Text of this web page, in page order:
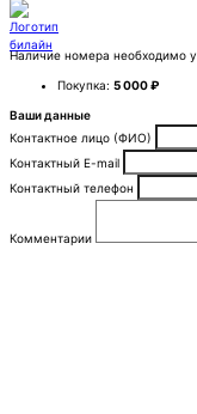
Наличие номера необходимо
Покупка: 5 000 ₽
Ваши данные
Контактное лицо (ФИО)
Контактный E-mail
Контактный телефон
Комментарии